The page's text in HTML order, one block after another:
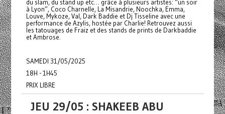
du slam, du stand up etc… grâce à plusieurs artistes: “un soir
à Lyon”, Coco Charnelle, La Misandrie, Noochka, Emma,
Louve, Mykoze, Val, Dark Baddie et Dj Tisseline avec une
performance de Azylis, hostée par Charlie! Retrouvez aussi
les tatouages de Fraiz et des stands de prints de Darkbaddie
et Ambrose.
SAMEDI 31/05/2025
18H - 1H45
PRIX LIBRE
JEU 29/05 : SHAKEEB ABU